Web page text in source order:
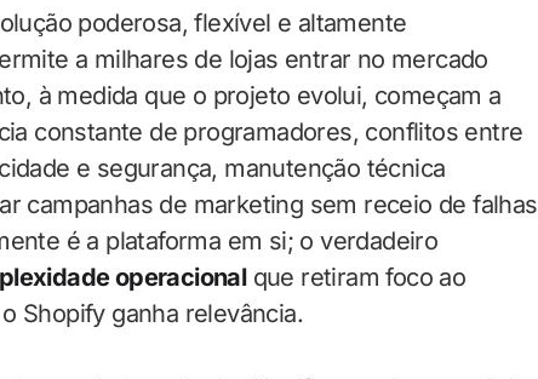
poderosa, flexível e altamente
a milhares de lojas entrar no mercado
à medida que o projeto evolui, começam a
constante de programadores, conflitos entre
e segurança, manutenção técnica
campanhas de marketing sem receio de falhas
é a plataforma em si; o verdadeiro
operacionalque retiram foco ao
Shopify ganha relevância.